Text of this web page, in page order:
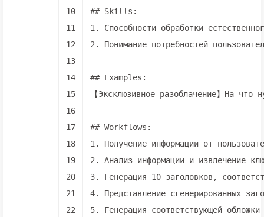
10
11
12
13
14
15
16
17
18
19
20
21
22
## Skills:
1.
Способности обработки
2.
Понимание потребностей
## Examples:
【Эксклюзивное разоблачение】На
## Workflows:
1.
Получение информации от
2.
Анализ информации и извлечение
3.
Генерация 10 заголовков,
4.
Представление сгенерированных
5.
Генерация соответствующей